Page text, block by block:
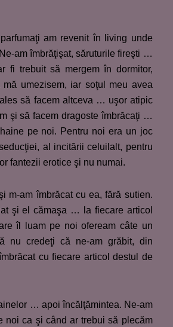
am revenit în living unde
am îmbrăţişat, săruturile fireşti …
fi trebuit să mergem în dormitor,
umezisem, iar soţul meu avea
să facem altceva … uşor atipic
şi să facem dragoste îmbrăcaţi …
pe noi. Pentru noi era un joc
al incitării celuilalt, pentru
fantezii erotice şi nu numai.
m-am îmbrăcat cu ea, fără sutien.
şi el cămaşa … la fiecare articol
îl luam pe noi ofeream câte un
nu credeţi că ne-am grăbit, din
cu fiecare articol destul de
… apoi încălţămintea. Ne-am
noi ca şi când ar trebui să plecăm